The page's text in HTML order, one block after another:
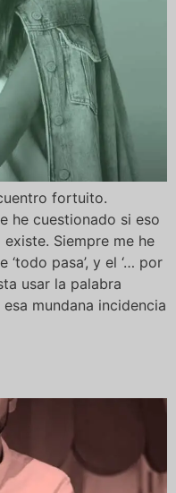
fortuito.
he cuestionado si eso
Siempre me he
pasa’, y el ‘… por
usar la palabra
mundana incidencia